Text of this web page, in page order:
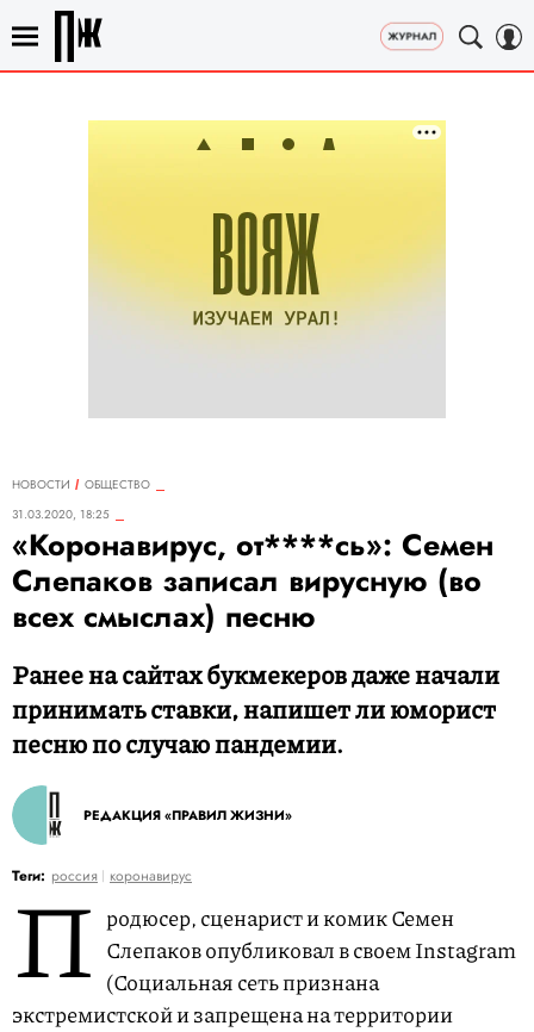
НОВОСТИ
ОБЩЕСТВО
31.03.2020, 18:25
«Коронавирус, от****сь»: Семен
Слепаков записал вирусную (во
всех смыслах) песню
Ранее на сайтах букмекеров даже начали
принимать ставки, напишет ли юморист
песню по случаю пандемии.
РЕДАКЦИЯ «ПРАВИЛ ЖИЗНИ»
Теги: россия коронавирус
П родюсер, сценарист и комик Семен
Слепаков опубликовал в своем Instagram
(Социальная сеть признана
экстремистской и запрещена на территории